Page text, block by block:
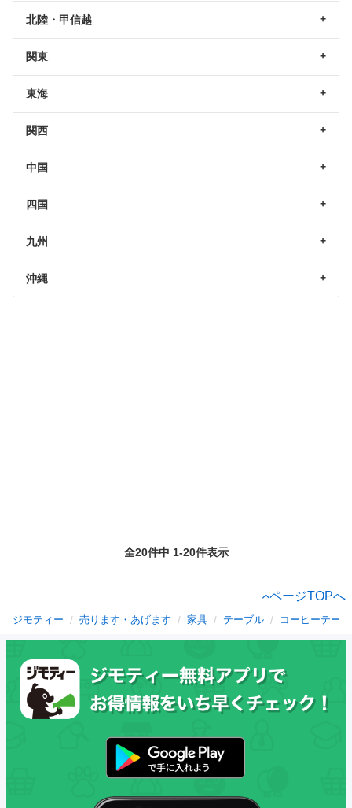
北陸・甲信越
関東
東海
関西
中国
四国
九州
沖縄
全20件中 1-20件表示
ページTOPへ
ジモティー 売ります・あげます 家具 テーブル コーヒーテー